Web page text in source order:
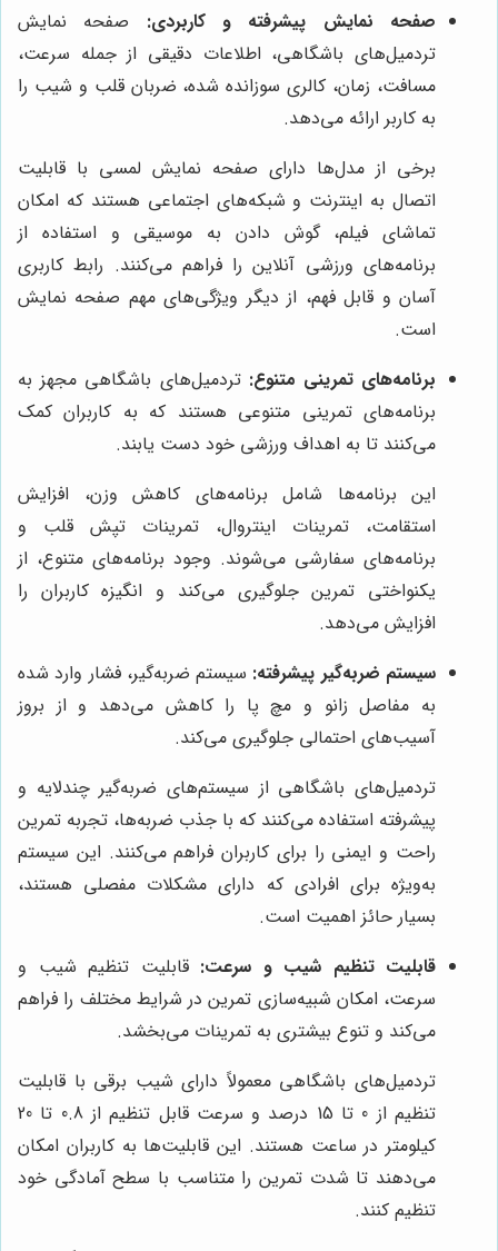
صفحه نمایش پیشرفته و کاربردی: صفحه نمایش
تردمیل‌های باشگاهی، اطلاعات دقیقی از جمله سرعت،
مسافت، زمان، کالری سوزانده شده، ضربان قلب و شیب را
به کاربر ارائه می‌دهد.
برخی از مدل‌ها دارای صفحه نمایش لمسی با قابلیت
اتصال به اینترنت و شبکه‌های اجتماعی هستند که امکان
تماشای فیلم، گوش دادن به موسیقی و استفاده از
برنامه‌های ورزشی آنلاین را فراهم می‌کنند. رابط کاربری
آسان و قابل فهم، از دیگر ویژگی‌های مهم صفحه نمایش
است.
برنامه‌های تمرینی متنوع: تردمیل‌های باشگاهی مجهز به
برنامه‌های تمرینی متنوعی هستند که به کاربران کمک
می‌کنند تا به اهداف ورزشی خود دست یابند.
این برنامه‌ها شامل برنامه‌های کاهش وزن، افزایش
استقامت، تمرینات اینتروال، تمرینات تپش قلب و
برنامه‌های سفارشی می‌شوند. وجود برنامه‌های متنوع، از
یکنواختی تمرین جلوگیری می‌کند و انگیزه کاربران را
افزایش می‌دهد.
سیستم ضربه‌گیر پیشرفته: سیستم ضربه‌گیر، فشار وارد شده
به مفاصل زانو و مچ پا را کاهش می‌دهد و از بروز
آسیب‌های احتمالی جلوگیری می‌کند.
تردمیل‌های باشگاهی از سیستم‌های ضربه‌گیر چندلایه و
پیشرفته استفاده می‌کنند که با جذب ضربه‌ها، تجربه تمرین
راحت و ایمنی را برای کاربران فراهم می‌کنند. این سیستم
به‌ویژه برای افرادی که دارای مشکلات مفصلی هستند،
بسیار حائز اهمیت است.
قابلیت تنظیم شیب و سرعت: قابلیت تنظیم شیب و
سرعت، امکان شبیه‌سازی تمرین در شرایط مختلف را فراهم
می‌کند و تنوع بیشتری به تمرینات می‌بخشد.
تردمیل‌های باشگاهی معمولاً دارای شیب برقی با قابلیت
تنظیم از 0 تا 15 درصد و سرعت قابل تنظیم از 0.8 تا 20
کیلومتر در ساعت هستند. این قابلیت‌ها به کاربران امکان
می‌دهند تا شدت تمرین را متناسب با سطح آمادگی خود
تنظیم کنند.